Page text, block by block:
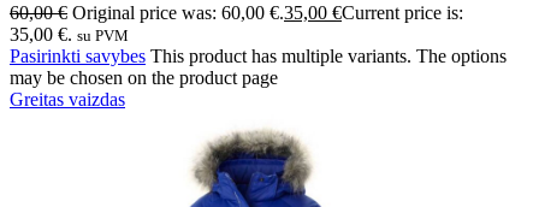
60,00€ Original price was: 60,00 €.35,00 €Current price is:
35,00 €. su PVM
Pasirinkti savybes This product has multiple variants. The options
may be chosen on the product page
Greitas vaizdas